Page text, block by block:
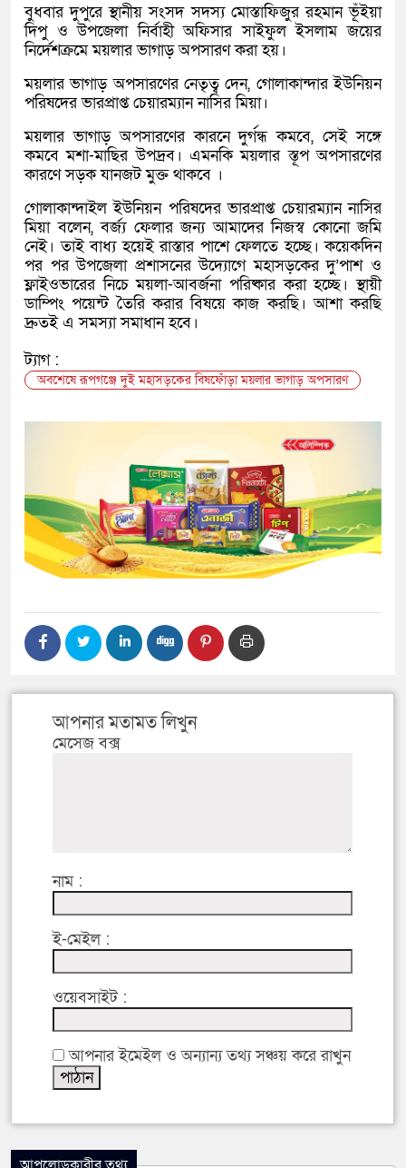
বুধবার দুপুরে স্থানীয় সংসদ সদস্য মোস্তাফিজুর রহমান ভূঁইয়া
দিপু ও উপজেলা নির্বাহী অফিসার সাইফুল ইসলাম জয়ের
নির্দেশক্রমে ময়লার ভাগাড় অপসারণ করা হয়।
ময়লার ভাগাড় অপসারণের নেতৃত্ব দেন, গোলাকান্দার ইউনিয়ন
পরিষদের ভারপ্রাপ্ত চেয়ারম্যান নাসির মিয়া।
ময়লার ভাগাড় অপসারণের কারনে দুর্গন্ধ কমবে, সেই সঙ্গে
কমবে মশা-মাছির উপদ্রব। এমনকি ময়লার স্তূপ অপসারণের
কারণে সড়ক যানজট মুক্ত থাকবে ।
গোলাকান্দাইল ইউনিয়ন পরিষদের ভারপ্রাপ্ত চেয়ারম্যান নাসির
মিয়া বলেন, বর্জ্য ফেলার জন্য আমাদের নিজস্ব কোনো জমি
নেই। তাই বাধ্য হয়েই রাস্তার পাশে ফেলতে হচ্ছে। কয়েকদিন
পর পর উপজেলা প্রশাসনের উদ্যোগে মহাসড়কের দু’পাশ ও
ফ্লাইওভারের নিচে ময়লা-আবর্জনা পরিষ্কার করা হচ্ছে। স্থায়ী
ডাম্পিং পয়েন্ট তৈরি করার বিষয়ে কাজ করছি। আশা করছি
দ্রুতই এ সমস্যা সমাধান হবে।
ট্যাগ :
অবশেষে রূপগঞ্জে দুই মহাসড়কের বিষফোঁড়া ময়লার ভাগাড় অপসারণ
আপনার মতামত লিখুন
মেসেজ বক্স
নাম :
ই-মেইল :
ওয়েবসাইট :
আপনার ইমেইল ও অন্যান্য তথ্য সঞ্চয় করে রাখুন